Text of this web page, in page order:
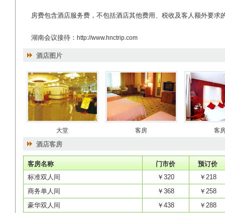
房费包含酒店服务费，不包括酒店其他费用、税收及客人额外要求
湖南会议接待： http://www.hnctrip.com
酒店图片
大堂 客房 客
酒店客房
客房名称 门市价
预订价
标准双人间
￥320
￥218
商务单人间
￥368
￥258
豪华双人间
￥438 ￥288